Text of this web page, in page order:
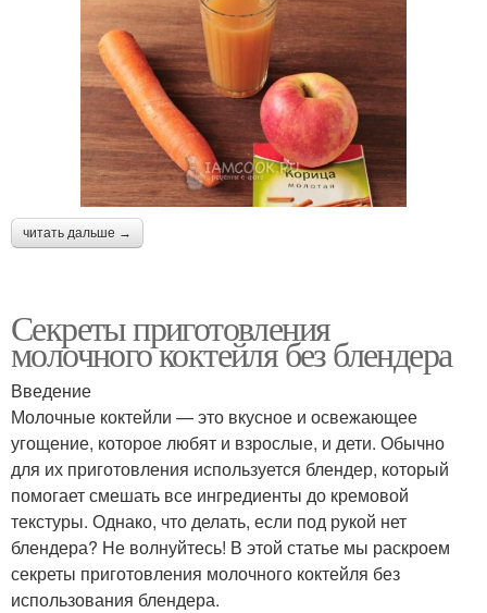
читать дальше →
Секреты приготовления
молочного коктейля без блендера
Введение
Молочные коктейли — это вкусное и освежающее
угощение, которое любят и взрослые, и дети. Обычно
для их приготовления используется блендер, который
помогает смешать все ингредиенты до кремовой
текстуры. Однако, что делать, если под рукой нет
блендера? Не волнуйтесь! В этой статье мы раскроем
секреты приготовления молочного коктейля без
использования блендера.